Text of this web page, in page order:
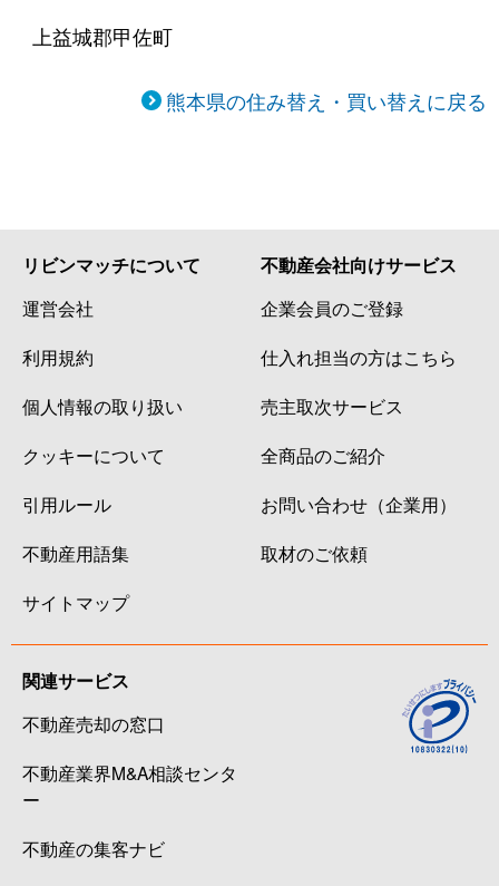
上益城郡甲佐町
熊本県の住み替え・買い替えに戻る
リビンマッチについて
運営会社
利用規約
個人情報の取り扱い
クッキーについて
引用ルール
不動産用語集
サイトマップ
不動産会社向けサービス
企業会員のご登録
仕入れ担当の方はこちら
売主取次サービス
全商品のご紹介
お問い合わせ（企業用）
取材のご依頼
関連サービス
不動産売却の窓口
不動産業界M&A相談センタ
ー
不動産の集客ナビ